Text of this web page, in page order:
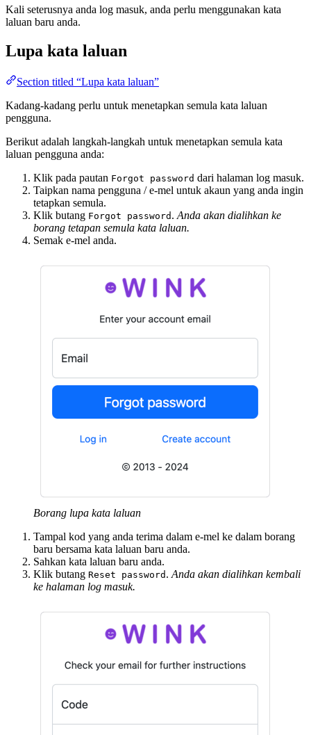
Kali seterusnya anda log masuk, anda perlu menggunakan kata
laluan baru anda.
Lupa kata laluan
Section titled “Lupa kata laluan”
Kadang-kadang perlu untuk menetapkan semula kata laluan
pengguna.
Berikut adalah langkah-langkah untuk menetapkan semula kata
laluan pengguna anda:
Klik pada pautan Forgot password dari halaman log masuk.
Taipkan nama pengguna / e-mel untuk akaun yang anda ingin
tetapkan semula.
Klik butang Forgot password . Anda akan dialihkan ke
borang tetapan semula kata laluan.
Semak e-mel anda.
Borang lupa kata laluan
Tampal kod yang anda terima dalam e-mel ke dalam borang
baru bersama kata laluan baru anda.
Sahkan kata laluan baru anda.
Klik butang Reset password . Anda akan dialihkan kembali
ke halaman log masuk.